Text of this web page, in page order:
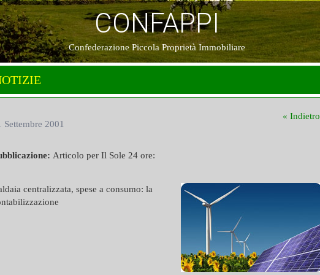
CONFAPPI
Confederazione Piccola Proprietà Immobiliare
« Indietro
Settembre 2001
Articolo per Il Sole 24 ore:
centralizzata, spese a consumo: la